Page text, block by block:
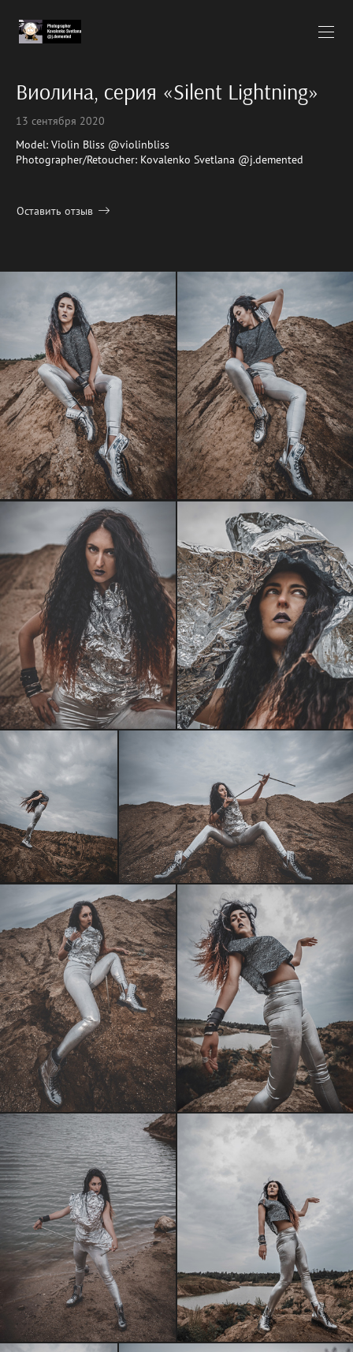
Виолина, серия «Silent Lightning»
13 сентября 2020
Model: Violin Bliss @violinbliss
Photographer/Retoucher: Kovalenko Svetlana @j.demented
Оставить отзыв